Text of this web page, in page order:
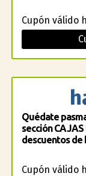
Cupón válido
Quédate
sección CAJAS
descuentos de
Cupón válido